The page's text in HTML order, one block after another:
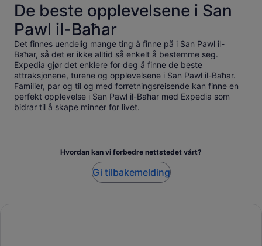
De beste opplevelsene i San
Pawl il-Baħar
Det finnes uendelig mange ting å finne på i San Pawl il-
Baħar, så det er ikke alltid så enkelt å bestemme seg.
Expedia gjør det enklere for deg å finne de beste
attraksjonene, turene og opplevelsene i San Pawl il-Baħar.
Familier, par og til og med forretningsreisende kan finne en
perfekt opplevelse i San Pawl il-Baħar med Expedia som
bidrar til å skape minner for livet.
Hvordan kan vi forbedre nettstedet vårt?
Gi tilbakemelding